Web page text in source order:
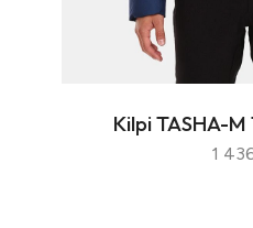
Kilpi TASHA-
1